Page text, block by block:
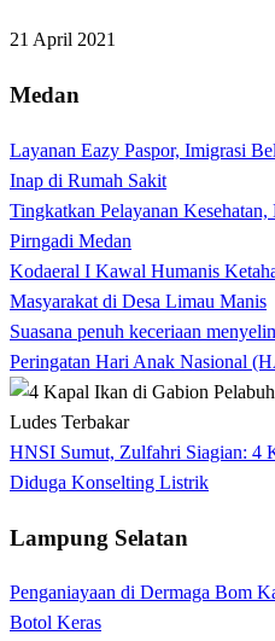
21 April 2021
Medan
Layanan Eazy Paspor, Imigrasi
Inap di Rumah Sakit
Tingkatkan Pelayanan
Pirngadi Medan‎
Kodaeral I Kawal Humanis
Masyarakat di Desa Limau Manis
Suasana penuh keceriaan
Peringatan Hari Anak Nasional
HNSI Sumut, Zulfahri Siagian: 4
Diduga Konselting Listrik
Lampung Selatan
Penganiayaan di Dermaga Bom
Botol Keras